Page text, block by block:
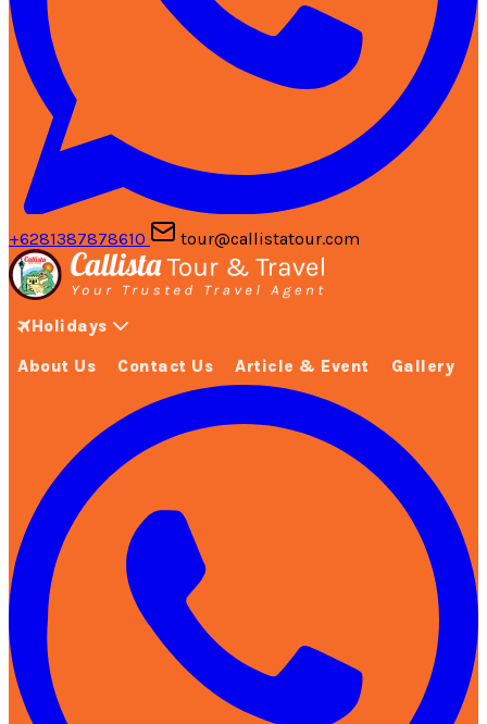
+6281387878610 tour@callistatour.com
Holidays
About Us Contact Us Article & Event Gallery